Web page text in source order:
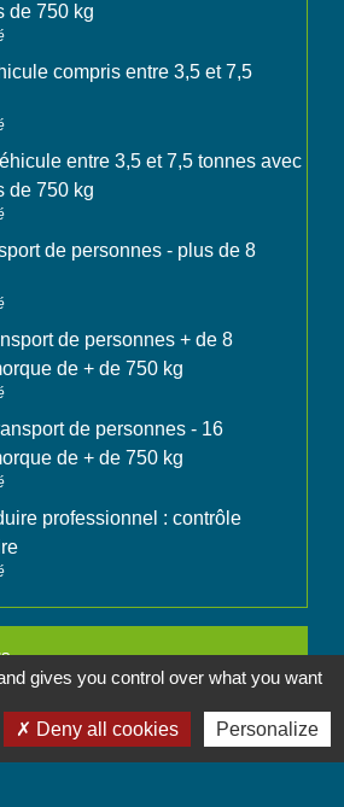
de 750 kg
compris entre 3,5 et 7,5
entre 3,5 et 7,5 tonnes avec
de 750 kg
de personnes - plus de 8
de personnes + de 8
de + de 750 kg
de personnes - 16
de + de 750 kg
professionnel : contrôle
l'enseignement de la conduiteopen_in_new
gives you control over what you want
Deny all cookies Personalize